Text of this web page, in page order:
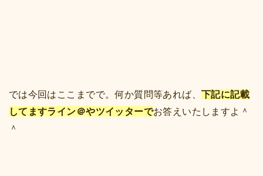
では今回はここまでで。何か質問等あれば、下記に記載
してますライン＠やツイッターでお答えいたしますよ＾
＾